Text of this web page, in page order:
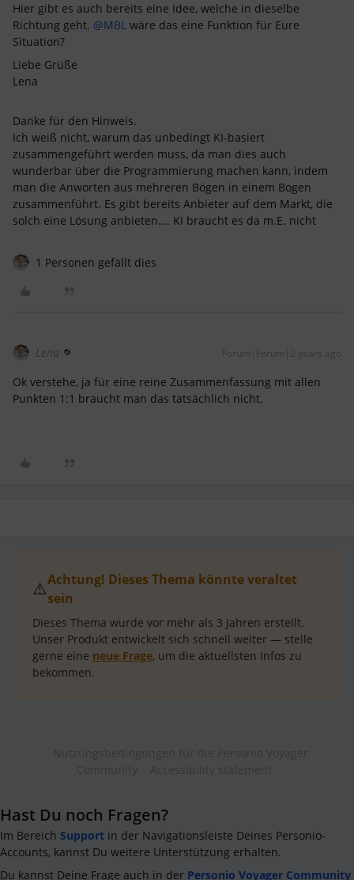
Hier gibt es auch bereits eine Idee, welche in dieselbe
Richtung geht. @MBL wäre das eine Funktion für Eure
Situation?
Liebe Grüße
Lena
Danke für den Hinweis.
Ich weiß nicht, warum das unbedingt KI-basiert
zusammengeführt werden muss, da man dies auch
wunderbar über die Programmierung machen kann, indem
man die Anworten aus mehreren Bögen in einem Bogen
zusammenführt. Es gibt bereits Anbieter auf dem Markt, die
solch eine Lösung anbieten…. KI braucht es da m.E. nicht
1 Personen gefällt dies
Lena Forum|Forum|2 years ago
Ok verstehe, ja für eine reine Zusammenfassung mit allen
Punkten 1:1 braucht man das tatsächlich nicht.
⚠️Achtung! Dieses Thema könnte veraltet
sein
Dieses Thema wurde vor mehr als 3 Jahren erstellt.
Unser Produkt entwickelt sich schnell weiter — stelle
gerne eine neue Frage, um die aktuellsten Infos zu
bekommen.
Hast Du noch Fragen?
Im Bereich Support in der Navigationsleiste Deines Personio-
Accounts, kannst Du weitere Unterstützung erhalten.
Du kannst Deine Frage auch in der Personio Voyager Community